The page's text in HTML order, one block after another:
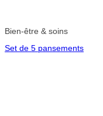
Bien-être & soins
Set de 5 pansements